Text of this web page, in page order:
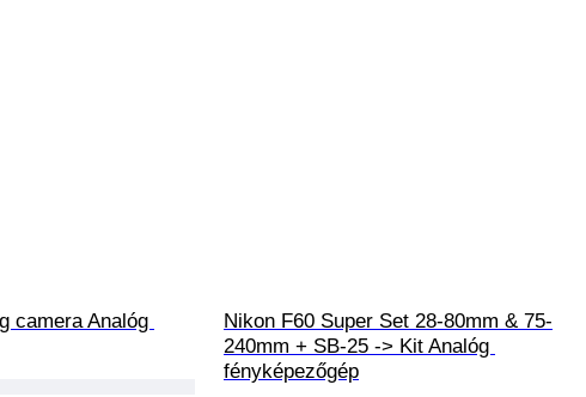
camera Analóg
Nikon F60 Super Set 28-80mm & 75-
240mm + SB-25 -> Kit Analóg
fényképezőgép